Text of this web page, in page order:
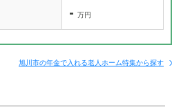
- 万円
旭川市の年金で入れる老人ホーム特集から探す